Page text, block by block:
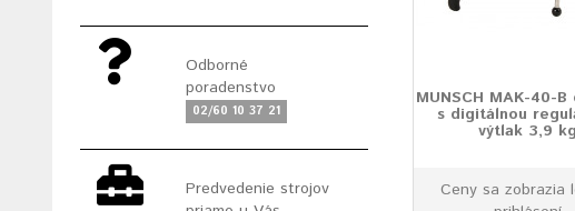
Odborné
poradenstvo
02/60 10 37 21
Predvedenie strojov
MUNSCH MAK-40-
s digitálnou
výtlak 3,9 kg
Ceny sa zobrazia